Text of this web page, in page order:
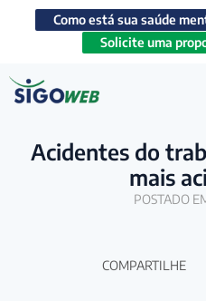
Como está sua saúde
Solicite uma
Acidentes do
mais
POSTADO
COMPARTILHE